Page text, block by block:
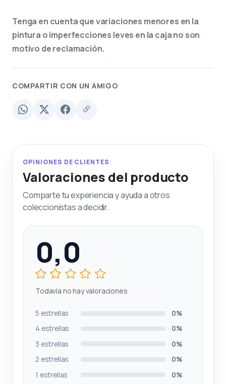
Tenga en cuenta que variaciones menores en la
pintura o imperfecciones leves en la caja no son
motivo de reclamación.
COMPARTIR CON UN AMIGO
OPINIONES DE CLIENTES
Valoraciones del producto
Comparte tu experiencia y ayuda a otros
coleccionistas a decidir.
0,0
Todavía no hay valoraciones
5 estrellas
0%
4 estrellas
0%
3 estrellas
0%
2 estrellas
0%
1 estrellas
0%